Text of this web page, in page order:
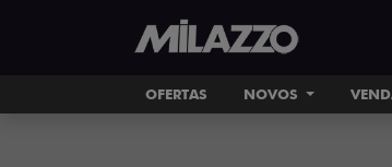
OFERTAS NOVOS